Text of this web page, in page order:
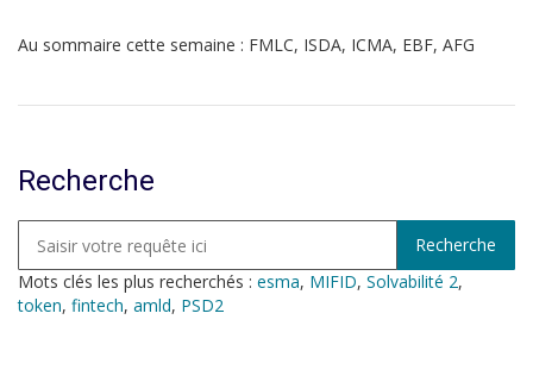
Au sommaire cette semaine : FMLC, ISDA, ICMA, EBF, AFG
Recherche
Mots clés les plus recherchés : esma, MIFID, Solvabilité 2,
token, fintech, amld, PSD2